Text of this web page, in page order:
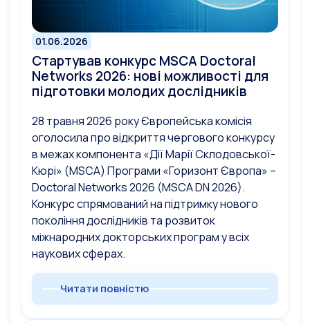
01.06.2026
Стартував конкурс MSCA Doctoral
Networks 2026: нові можливості для
підготовки молодих дослідників
28 травня 2026 року Європейська комісія
оголосила про відкриття чергового конкурсу
в межах компонента «Дії Марії Склодовської-
Кюрі» (MSCA) Програми «Горизонт Європа» –
Doctoral Networks 2026 (MSCA DN 2026).
Конкурс спрямований на підтримку нового
покоління дослідників та розвиток
міжнародних докторських програм у всіх
наукових сферах.
Читати повністю